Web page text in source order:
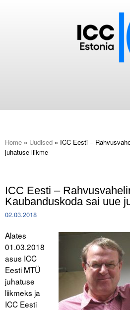
ICC Eesti liikmebaas
Kalender
Tegevused
Publikatsioonid
Arvamus
Viidad
Home » Uudised » ICC Eesti –
juhatuse liikme
ICC Eesti –
Kaubanduskoda sai uue
02.03.2018
Alates
01.03.2018
asus ICC
Eesti MTÜ
juhatuse
liikmeks ja
ICC Eesti